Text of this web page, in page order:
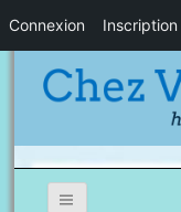
Connexion Inscription